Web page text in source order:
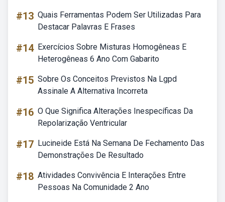
#13 Quais Ferramentas Podem Ser Utilizadas Para
Destacar Palavras E Frases
#14 Exercícios Sobre Misturas Homogêneas E
Heterogêneas 6 Ano Com Gabarito
#15 Sobre Os Conceitos Previstos Na Lgpd
Assinale A Alternativa Incorreta
#16 O Que Significa Alterações Inespecíficas Da
Repolarização Ventricular
#17 Lucineide Está Na Semana De Fechamento Das
Demonstrações De Resultado
#18 Atividades Convivência E Interações Entre
Pessoas Na Comunidade 2 Ano